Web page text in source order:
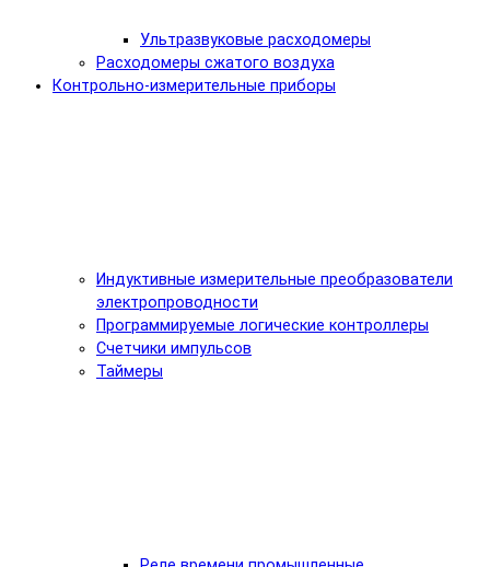
Ультразвуковые расходомеры
Расходомеры сжатого воздуха
Контрольно-измерительные приборы
Индуктивные измерительные преобразователи
электропроводности
Программируемые логические контроллеры
Счетчики импульсов
Таймеры